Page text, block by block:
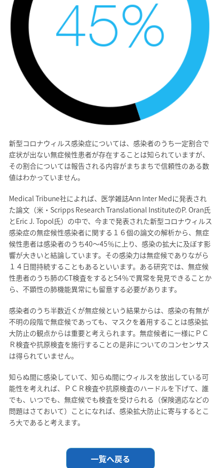
新型コロナウィルス感染症については、感染者のうち一定割合で
症状が出ない無症候性患者が存在することは知られていますが、
その割合については報告される内容がまちまちで信頼性のある数
値はわかっていません。
Medical Tribune社によれば、医学雑誌Ann Inter Medに発表され
た論文（米・Scripps Research Translational InstituteのP. Oran氏
とEric J. Topol氏）の中で、今まで発表された新型コロナウィルス
感染症の無症候性感染者に関する１６個の論文の解析から、無症
候性患者は感染者のうち40～45％に上り、感染の拡大に及ぼす影
響が大きいと結論しています。その感染力は無症候でありながら
１４日間持続することもあるといいます。ある研究では、無症候
性患者のうち肺のCT検査をすると54％で異常を発見できることか
ら、不顕性の肺機能異常にも留意する必要があります。
感染者のうち半数近くが無症候という結果からは、感染の有無が
不明の段階で無症候であっても、マスクを着用することは感染拡
大防止の観点からは重要と考えられます。無症候者に一様にＰＣ
Ｒ検査や抗原検査を施行することの是非についてのコンセンサス
は得られていません。
知らぬ間に感染していて、知らぬ間にウィルスを放出している可
能性を考えれば、ＰＣＲ検査や抗原検査のハードルを下げて、誰
でも、いつでも、無症候でも検査を受けられる（保険適応などの
問題はさておいて）ことになれば、感染拡大防止に寄与するとこ
ろ大であると考えます。
一覧へ戻る